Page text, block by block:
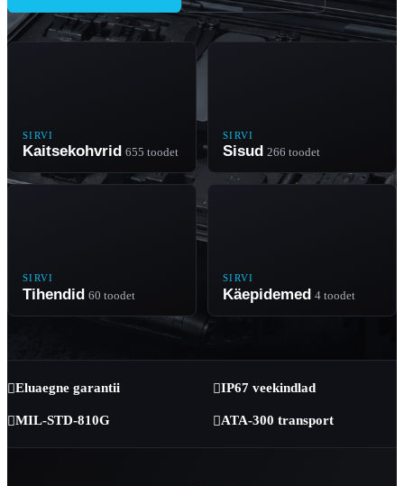
SIRVI
Kaitsekohvrid 655 toodet
SIRVI
Sisud 266 toodet
SIRVI
Tihendid 60 toodet
SIRVI
Käepidemed 4 toodet
Eluaegne garantii IP67 veekindlad
MIL-STD-810G ATA-300 transport